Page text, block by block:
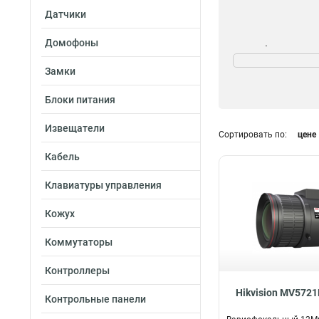
Датчики
Домофоны
Замки
Блоки питания
Извещатели
Кабель
Клавиатуры управления
Кожух
Коммутаторы
Контроллеры
Контрольные панели
Угол обзора
922°-286° 1
516°-167°
1168°-295° 1
1
398°-94°
998°-271° 2
367°-115°
Сортировать по: цене
Hikvision